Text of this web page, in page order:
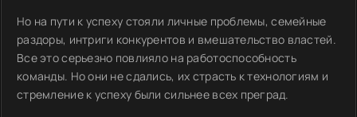
Но на пути к успеху стояли личные проблемы, семейные
раздоры, интриги конкурентов и вмешательство властей.
Все это серьезно повлияло на работоспособность
команды. Но они не сдались, их страсть к технологиям и
стремление к успеху были сильнее всех преград.